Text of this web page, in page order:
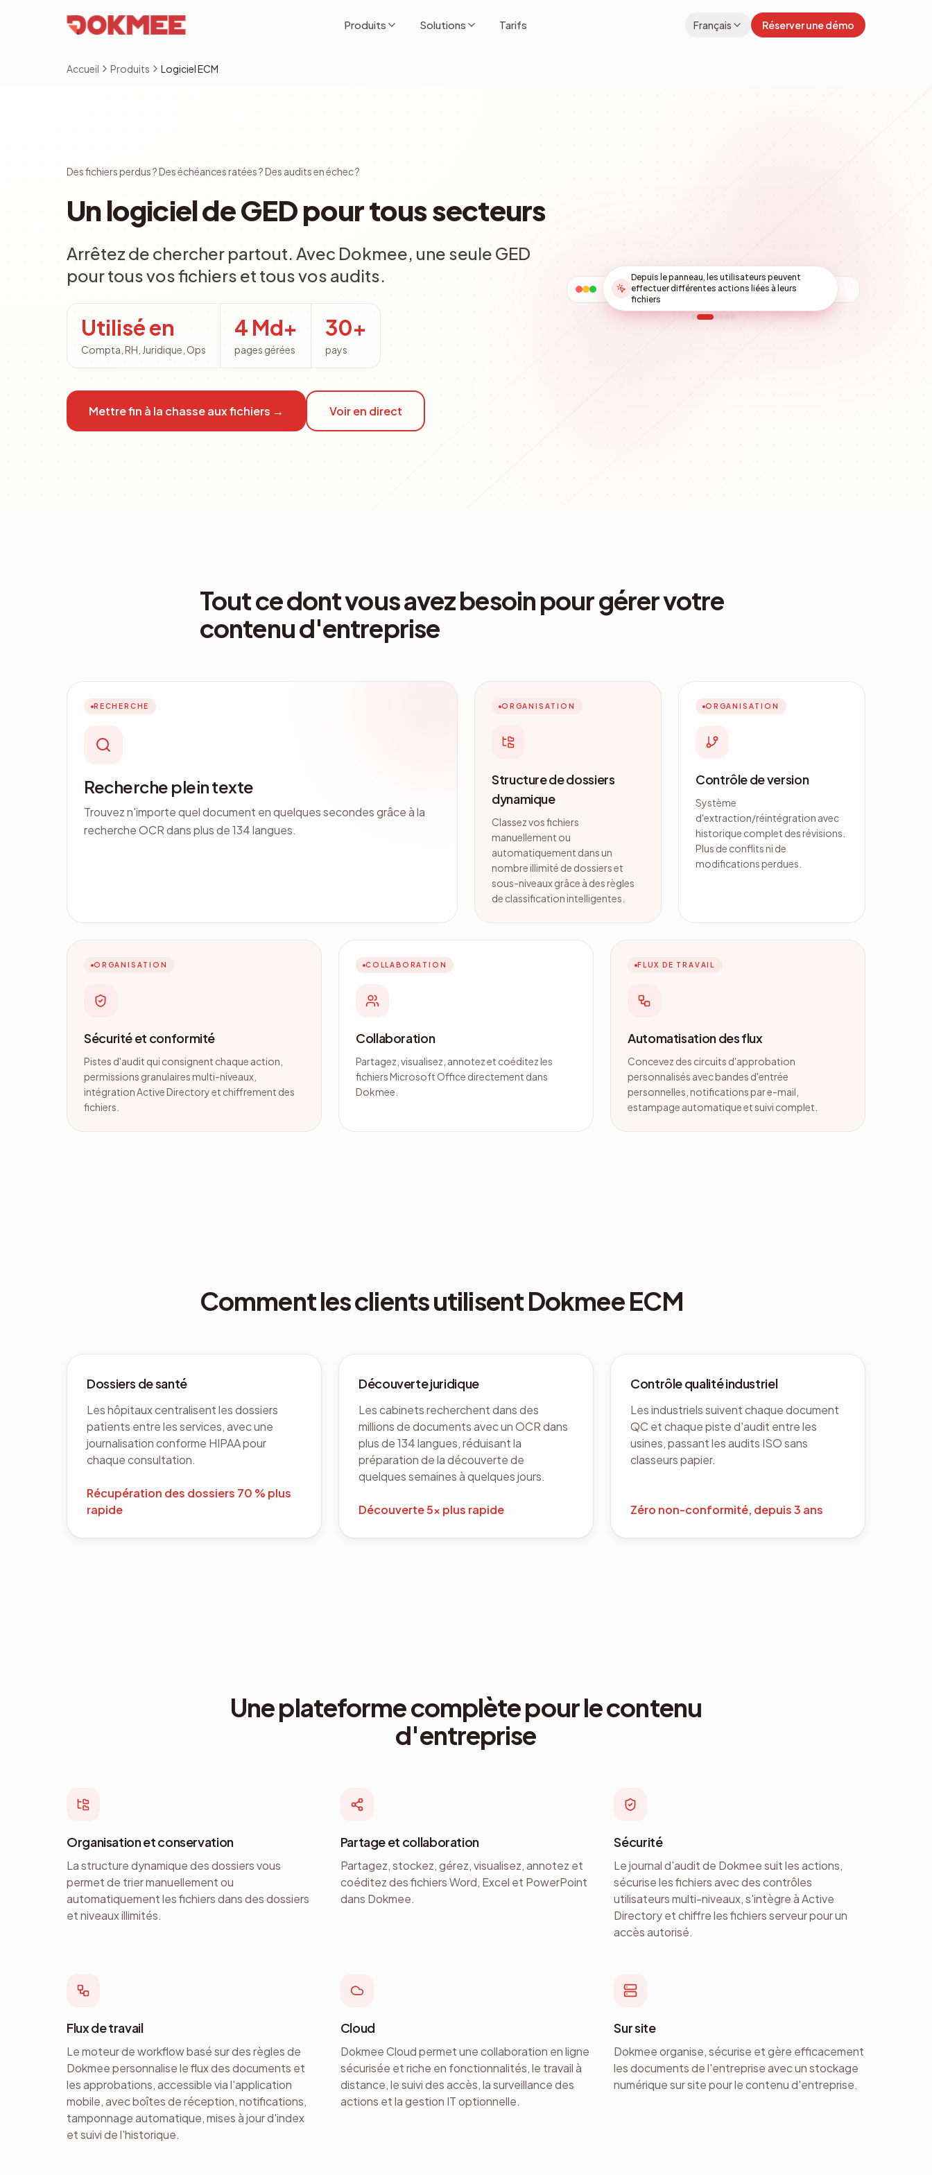
Produits Solutions Tarifs Français Réserver une démo
Accueil Produits Logiciel ECM
Des fichiers perdus ? Des échéances ratées ? Des audits en échec ?
Un logiciel de GED pour tous secteurs
Arrêtez de chercher partout. Avec Dokmee, une seule GED
pour tous vos fichiers et tous vos audits.
Utilisé en
Compta, RH, Juridique, Ops
4 Md+
pages gérées
30+
pays
Mettre fin à la chasse aux fichiers → Voir en direct
dokmee.com/enterprise-content-management
Depuis le panneau, les utilisateurs peuvent
effectuer différentes actions liées à leurs
fichiers
Depuis le panneau, les utilisateurs peuvent effectuer différentes
Tout ce dont vous avez besoin pour gérer votre
contenu d'entreprise
RECHERCHE
Recherche plein texte
Trouvez n'importe quel document en quelques secondes grâce à la
recherche OCR dans plus de 134 langues.
ORGANISATION
Structure de dossiers
dynamique
Classez vos fichiers
manuellement ou
automatiquement dans un
nombre illimité de dossiers et
sous-niveaux grâce à des règles
de classification intelligentes.
ORGANISATION
Contrôle de version
Système
d'extraction/réintégration avec
historique complet des révisions.
Plus de conflits ni de
modifications perdues.
ORGANISATION
Sécurité et conformité
Pistes d'audit qui consignent chaque action,
permissions granulaires multi-niveaux,
intégration Active Directory et chiffrement des
fichiers.
COLLABORATION
Collaboration
Partagez, visualisez, annotez et coéditez les
fichiers Microsoft Office directement dans
Dokmee.
FLUX DE TRAVAIL
Automatisation des flux
Concevez des circuits d'approbation
personnalisés avec bandes d'entrée
personnelles, notifications par e-mail,
estampage automatique et suivi complet.
Comment les clients utilisent Dokmee ECM
Dossiers de santé
Les hôpitaux centralisent les dossiers
patients entre les services, avec une
journalisation conforme HIPAA pour
chaque consultation.
Récupération des dossiers 70 % plus
rapide
Découverte juridique
Les cabinets recherchent dans des
millions de documents avec un OCR dans
plus de 134 langues, réduisant la
préparation de la découverte de
quelques semaines à quelques jours.
Découverte 5x plus rapide
Contrôle qualité industriel
Les industriels suivent chaque document
QC et chaque piste d'audit entre les
usines, passant les audits ISO sans
classeurs papier.
Zéro non-conformité, depuis 3 ans
Une plateforme complète pour le contenu
d'entreprise
Organisation et conservation
La structure dynamique des dossiers vous
permet de trier manuellement ou
automatiquement les fichiers dans des dossiers
et niveaux illimités.
Partage et collaboration
Partagez, stockez, gérez, visualisez, annotez et
coéditez des fichiers Word, Excel et PowerPoint
dans Dokmee.
Sécurité
Le journal d'audit de Dokmee suit les actions,
sécurise les fichiers avec des contrôles
utilisateurs multi-niveaux, s'intègre à Active
Directory et chiffre les fichiers serveur pour un
accès autorisé.
Flux de travail
Le moteur de workflow basé sur des règles de
Dokmee personnalise le flux des documents et
les approbations, accessible via l'application
mobile, avec boîtes de réception, notifications,
tamponnage automatique, mises à jour d'index
et suivi de l'historique.
Cloud
Dokmee Cloud permet une collaboration en ligne
sécurisée et riche en fonctionnalités, le travail à
distance, le suivi des accès, la surveillance des
actions et la gestion IT optionnelle.
Sur site
Dokmee organise, sécurise et gère efficacement
les documents de l'entreprise avec un stockage
numérique sur site pour le contenu d'entreprise.